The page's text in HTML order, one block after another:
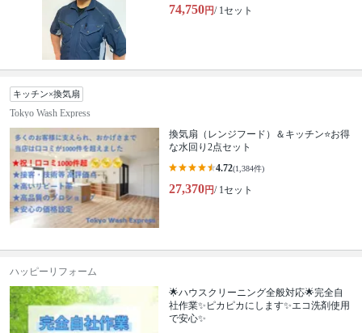
74,750円/ 1セット
キッチン×換気扇
Tokyo Wash Express
換気扇（レンジフード）＆キッチン⭐️お得
な水回り2点セット
4.72(1,384件)
27,370円/ 1セット
ハッピーリフォーム
🌟ハウスクリーニング全般対応🌟完全自
社作業✨️ピカピカにします✨️エコ洗剤使用
で安心✨